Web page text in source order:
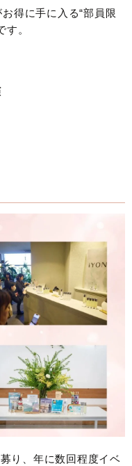
得に手に入る“部員限
。
り、年に数回程度イベ